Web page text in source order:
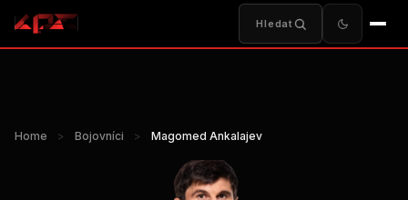
Hledat
Home > Bojovníci > Magomed Ankalajev